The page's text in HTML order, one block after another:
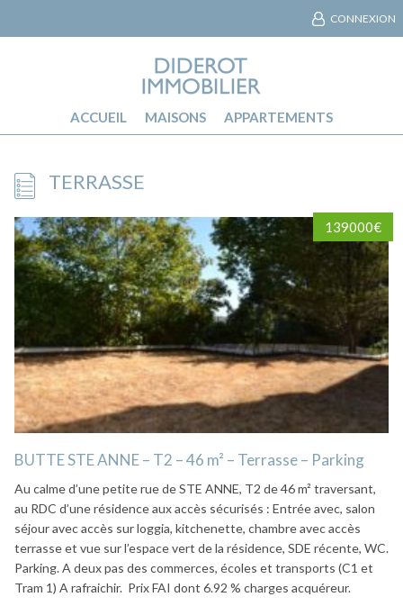
ACCUEIL MAISONS APPARTEMENTS
CONNEXION
TERRASSE
BUTTE STE ANNE – T2 – 46 m² – Terrasse – Parking
139000€
Au calme d’une petite rue de STE ANNE, T2 de 46 m² traversant,
au RDC d’une résidence aux accès sécurisés : Entrée avec, salon
séjour avec accès sur loggia, kitchenette, chambre avec accès
terrasse et vue sur l’espace vert de la résidence, SDE récente, WC.
Parking. A deux pas des commerces, écoles et transports (C1 et
Tram 1) A rafraichir. Prix FAI dont 6.92 % charges acquéreur.